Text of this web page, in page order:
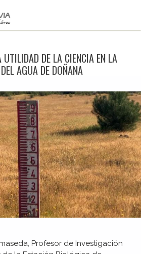
DE LA CIENCIA EN LA
AGUA DE DOÑANA
Profesor de Investigación